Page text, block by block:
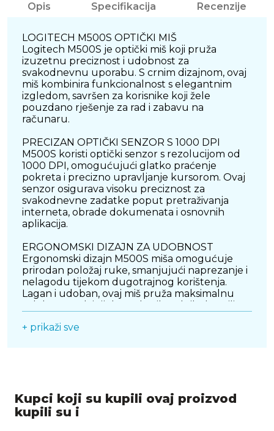
Opis Specifikacija Recenzije
LOGITECH M500S OPTIČKI MIŠ
Logitech M500S je optički miš koji pruža
izuzetnu preciznost i udobnost za
svakodnevnu uporabu. S crnim dizajnom, ovaj
miš kombinira funkcionalnost s elegantnim
izgledom, savršen za korisnike koji žele
pouzdano rješenje za rad i zabavu na
računaru.
PRECIZAN OPTIČKI SENZOR S 1000 DPI
M500S koristi optički senzor s rezolucijom od
1000 DPI, omogućujući glatko praćenje
pokreta i precizno upravljanje kursorom. Ovaj
senzor osigurava visoku preciznost za
svakodnevne zadatke poput pretraživanja
interneta, obrade dokumenata i osnovnih
aplikacija.
ERGONOMSKI DIZAJN ZA UDOBNOST
Ergonomski dizajn M500S miša omogućuje
prirodan položaj ruke, smanjujući naprezanje i
nelagodu tijekom dugotrajnog korištenja.
Lagan i udoban, ovaj miš pruža maksimalnu
je jednostavno putem USB priključka, što
omogućuje brzo i lako postavljanje.
+ prikaži sve
Kupci koji su kupili ovaj proizvod
kupili su i